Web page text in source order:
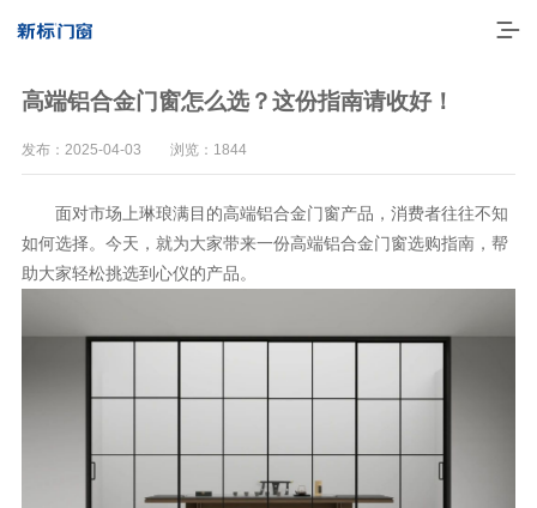
高端铝合金门窗怎么选？这份指南请收好！
发布：2025-04-03 浏览：1844
面对市场上琳琅满目的高端铝合金门窗产品，消费者往往不知
如何选择。今天，就为大家带来一份高端铝合金门窗选购指南，帮
助大家轻松挑选到心仪的产品。